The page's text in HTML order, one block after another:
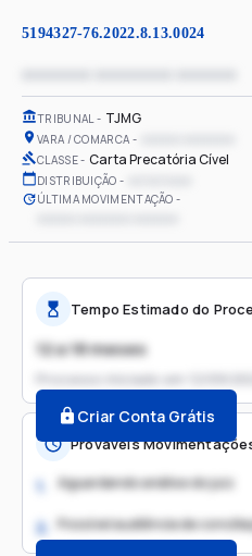
5194327-76.2022.8.13.0024
TRIBUNAL TJMG
VARA / COMARCA
CLASSE Carta Precatória Cível
DISTRIBUIÇÃO
ÚLTIMA MOVIMENTAÇÃO
Tempo Estimado do
12 a 18 meses
Processo iniciado em
Criar Conta Grátis
Prováveis
1. Aguardando análise do juiz
2. Possível audiência de